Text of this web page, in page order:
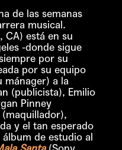
de las semanas
musical.
CA) está en su
-donde sigue
por su
por su equipo
mánager) a la
(publicista), Emilio
Pinney
y el tan esperado
de estudio al